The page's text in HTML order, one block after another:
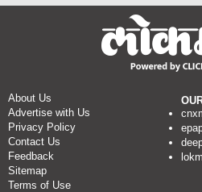
About Us
Advertise with Us
Privacy Policy
Contact Us
Feedback
Sitemap
Terms of Use